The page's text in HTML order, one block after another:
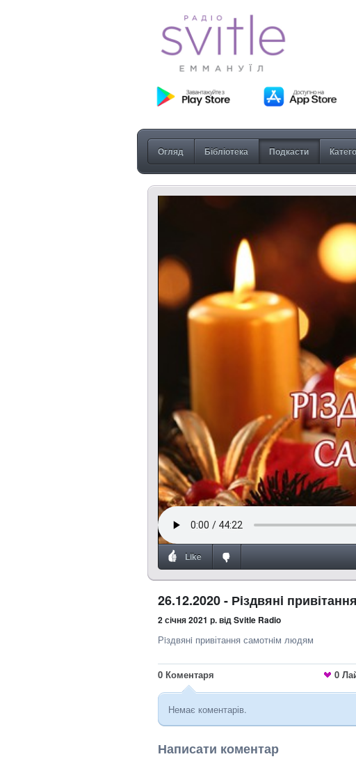
Огляд Бібліотека Подкасти
Like
26.12.2020 - Рiздвянi
2 січня 2021 р.від Svitle Radio
Рiздвянi привітання самотнiм людям
0
0 Коментаря
Немає коментарів.
Написати коментар